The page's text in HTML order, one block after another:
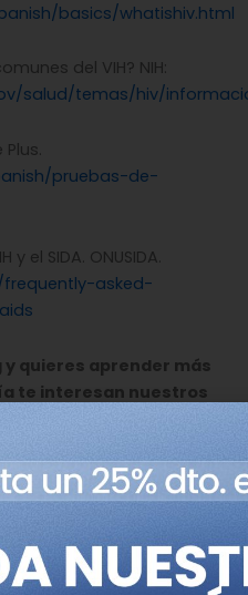
basics/whatishiv.html
del VIH? NIH:
salud/temas/hiv/
pruebas-de-
el SIDA. ONUSIDA.
asked-
y quieres aprender más
te interesan nuestros
yformación
esta noticia en tus redes